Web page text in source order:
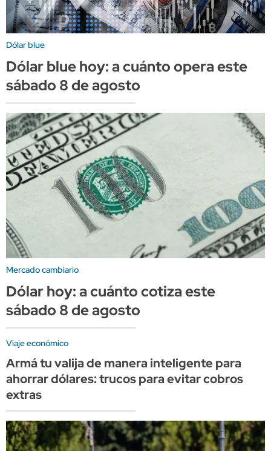
Dólar blue
Dólar blue hoy: a cuánto opera este
sábado 8 de agosto
Mercado cambiario
Dólar hoy: a cuánto cotiza este
sábado 8 de agosto
Viaje económico
Armá tu valija de manera inteligente para
ahorrar dólares: trucos para evitar cobros
extras